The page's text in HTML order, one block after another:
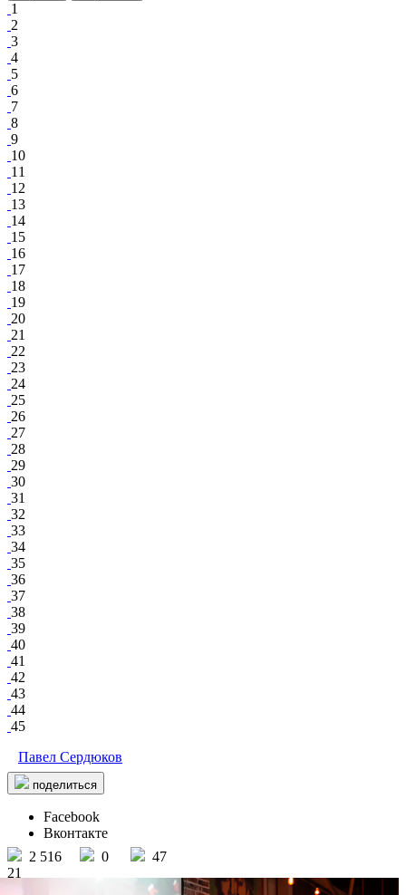
1
2
3
4
5
6
7
8
9
10
11
12
13
14
15
16
17
18
19
20
21
22
23
24
25
26
27
28
29
30
31
32
33
34
35
36
37
38
39
40
41
42
43
44
45
Павел Сердюков
поделиться
Facebook
Вконтакте
2 516
0
47
21
/ другие события